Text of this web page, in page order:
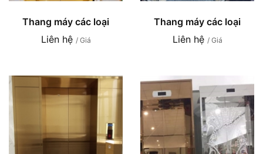
Thang máy các loại
Liên hệ / Giá
Thang máy các loại
Liên hệ / Giá